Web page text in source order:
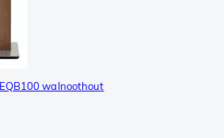
walnoothout